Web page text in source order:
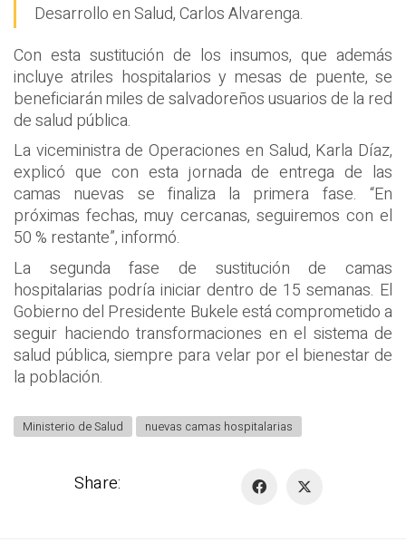
Desarrollo en Salud, Carlos Alvarenga.
Con esta sustitución de los insumos, que además
incluye atriles hospitalarios y mesas de puente, se
beneficiarán miles de salvadoreños usuarios de la red
de salud pública.
La viceministra de Operaciones en Salud, Karla Díaz,
explicó que con esta jornada de entrega de las
camas nuevas se finaliza la primera fase. “En
próximas fechas, muy cercanas, seguiremos con el
50 % restante”, informó.
La segunda fase de sustitución de camas
hospitalarias podría iniciar dentro de 15 semanas. El
Gobierno del Presidente Bukele está comprometido a
seguir haciendo transformaciones en el sistema de
salud pública, siempre para velar por el bienestar de
la población.
Ministerio de Salud nuevas camas hospitalarias
Share: